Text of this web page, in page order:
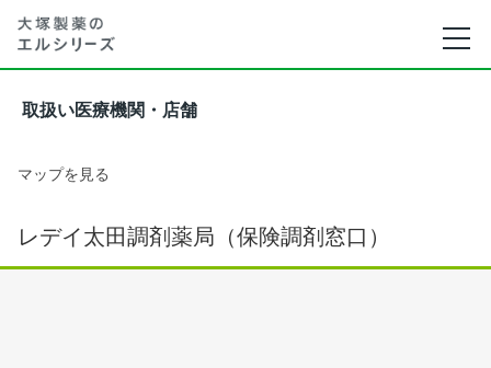
取扱い医療機関・店舗
マップを見る
レデイ太田調剤薬局（保険調剤窓口）